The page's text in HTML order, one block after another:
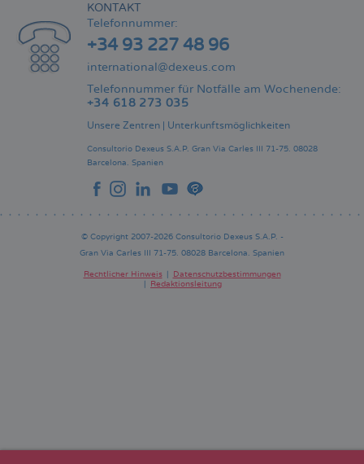
KONTAKT
Telefonnummer:
+34 93 227 48 96
international@dexeus.com
Telefonnummer für Notfälle am Wochenende:
+34 618 273 035
Unsere Zentren Unterkunftsmöglichkeiten
Consultorio Dexeus S.A.P. Gran Via Carles III 71-75. 08028
Barcelona. Spanien
© Copyright 2007-2026 Consultorio Dexeus S.A.P. -
Gran Via Carles III 71-75. 08028 Barcelona. Spanien
Rechtlicher Hinweis
Datenschutzbestimmungen
Redaktionsleitung